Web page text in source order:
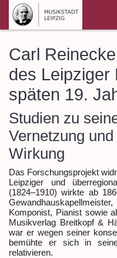
Carl
des Leipziger
späten 19.
Studien zu
Vernetzung
Wirkung
Das Forschungsprojekt
Leipziger und
(1824–1910) wirkte ab
Komponist, Pianist sowie
Musikverlag Breitkopf &
war er wegen seiner
bemühte er sich in
relativieren.